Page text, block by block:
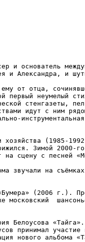
основатель
и Александра, и
от отца,
неумелый
стенгазеты,
идут с ним
хозяйства (1985-
Зимой 2000-
на сцену с
звучали на
(2006 г.).
московский
Белоусова
принимал
нового альбома